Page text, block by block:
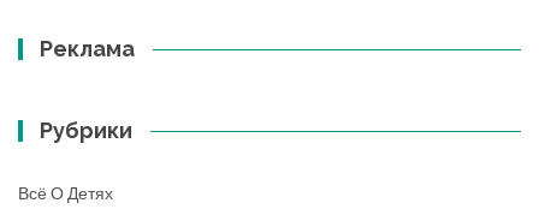
Реклама
Рубрики
Всё О Детях